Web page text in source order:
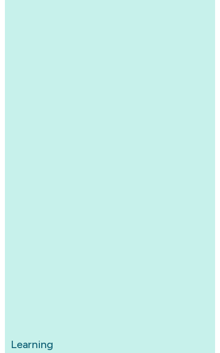
Learning